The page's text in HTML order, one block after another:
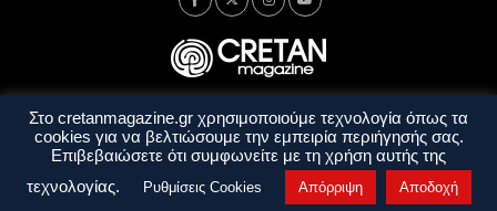
Ταυτότητα Πολιτική Απορρήτου
Όροι Χρήσης
Όροι και Προϋποθέσεις
Στο cretanmagazine.gr χρησιμοποιούμε τεχνολογία όπως τα
cookies για να βελτιώσουμε την εμπειρία περιήγησής σας.
Επιβεβαιώσετε ότι συμφωνείτε με τη χρήση αυτής της
τεχνολογίας.
Ρυθμίσεις Cookies Απόρριψη Αποδοχή